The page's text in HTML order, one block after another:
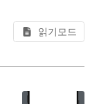
읽기모드